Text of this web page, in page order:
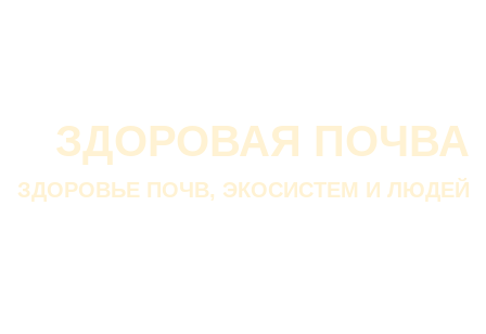
ЗДОРОВАЯ ПОЧВА
ЗДОРОВЬЕ ПОЧВ, ЭКОСИСТЕМ И ЛЮДЕЙ